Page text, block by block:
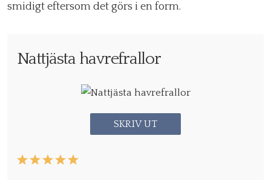
smidigt eftersom det görs i en form.
Nattjästa havrefrallor
SKRIV UT
5
4
3
2
1